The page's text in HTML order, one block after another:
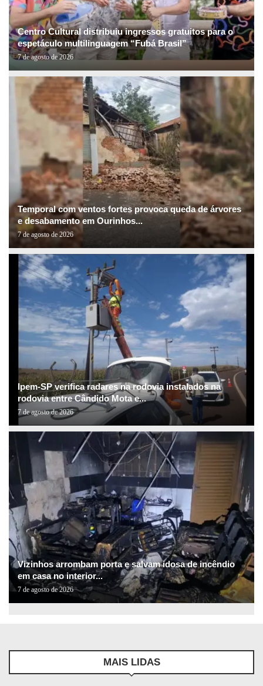
Centro Cultural distribuiu ingressos gratuitos para o
espetáculo multilinguagem “Fubá Brasil”
7 de agosto de 2026
Temporal com ventos fortes provoca queda de árvores
e desabamento em Ourinhos...
7 de agosto de 2026
Ipem-SP verifica radares na rodovia instalados na
rodovia entre Cândido Mota e...
7 de agosto de 2026
Vizinhos arrombam porta e salvam idosa de incêndio
em casa no interior...
7 de agosto de 2026
MAIS LIDAS